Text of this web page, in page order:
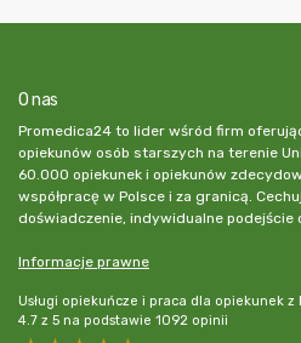
O nas
Promedica24 to lider wśród firm
opiekunów osób starszych na terenie
60.000 opiekunek i opiekunów
współpracę w Polsce i za granicą.
doświadczenie, indywidualne podejście
Informacje prawne
Usługi opiekuńcze i praca dla opiekunek
4.7 z 5 na podstawie 1092 opinii